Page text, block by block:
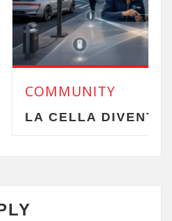
INVISIBILE